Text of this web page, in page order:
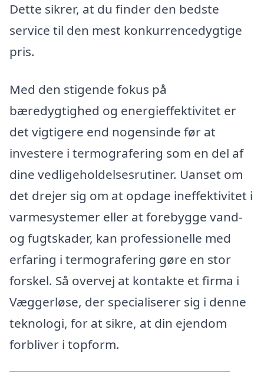
Dette sikrer, at du finder den bedste
service til den mest konkurrencedygtige
pris.
Med den stigende fokus på
bæredygtighed og energieffektivitet er
det vigtigere end nogensinde før at
investere i termografering som en del af
dine vedligeholdelsesrutiner. Uanset om
det drejer sig om at opdage ineffektivitet i
varmesystemer eller at forebygge vand-
og fugtskader, kan professionelle med
erfaring i termografering gøre en stor
forskel. Så overvej at kontakte et firma i
Væggerløse, der specialiserer sig i denne
teknologi, for at sikre, at din ejendom
forbliver i topform.